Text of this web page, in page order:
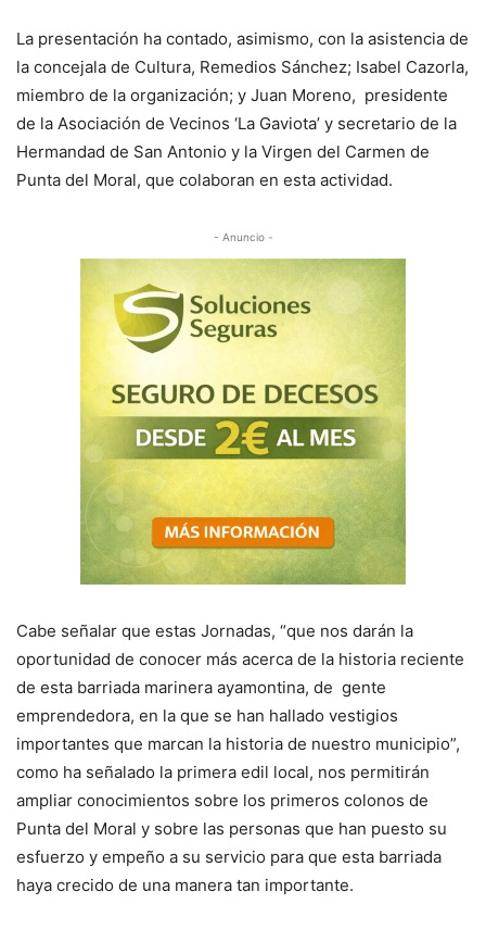
La presentación ha contado, asimismo, con la asistencia de
la concejala de Cultura, Remedios Sánchez; Isabel Cazorla,
miembro de la organización; y Juan Moreno, presidente
de la Asociación de Vecinos ‘La Gaviota’ y secretario de la
Hermandad de San Antonio y la Virgen del Carmen de
Punta del Moral, que colaboran en esta actividad.
- Anuncio -
Cabe señalar que estas Jornadas, “que nos darán la
oportunidad de conocer más acerca de la historia reciente
de esta barriada marinera ayamontina, de gente
emprendedora, en la que se han hallado vestigios
importantes que marcan la historia de nuestro municipio”,
como ha señalado la primera edil local, nos permitirán
ampliar conocimientos sobre los primeros colonos de
Punta del Moral y sobre las personas que han puesto su
esfuerzo y empeño a su servicio para que esta barriada
haya crecido de una manera tan importante.